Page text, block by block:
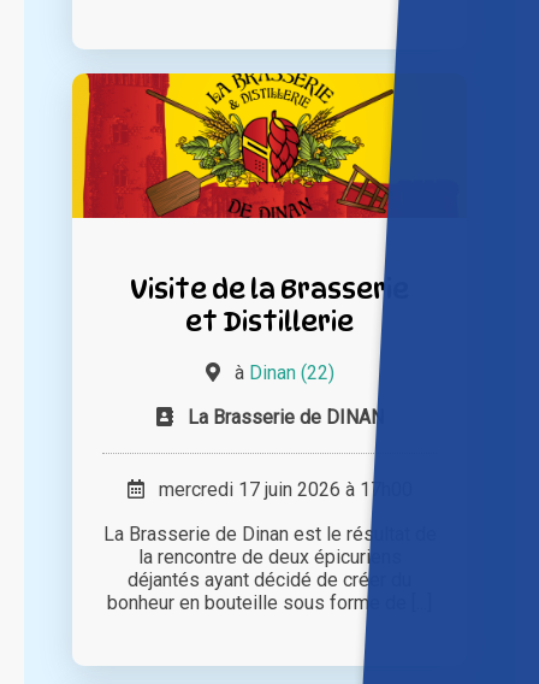
Visite de la Brasserie
et Distillerie
à Dinan (22)
La Brasserie de DINAN
mercredi 17 juin 2026 à 17h00
La Brasserie de Dinan est le résultat de
la rencontre de deux épicuriens
déjantés ayant décidé de créer du
bonheur en bouteille sous forme de [...]